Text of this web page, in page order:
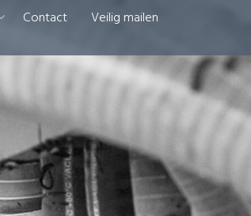
Contact Veilig mailen